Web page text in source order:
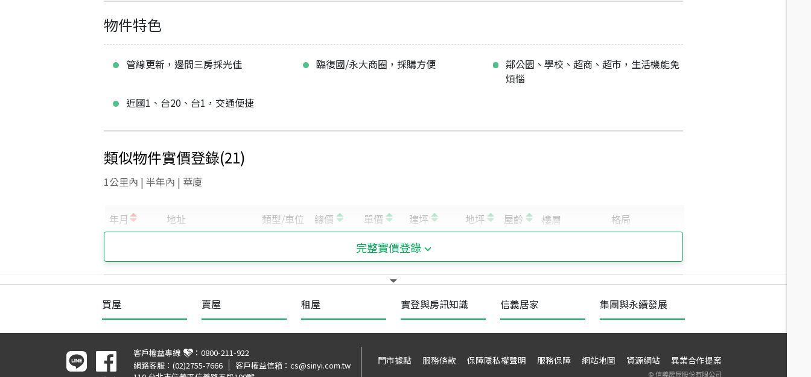
物件特色
管線更新，邊間三房採光佳 臨復國/永大商圈，採購方便
鄰公園、學校、超商、超市，生活機能免
煩惱
近國1、台20、台1，交通便捷
類似物件實價登錄(21)
1公里內 | 半年內 | 華廈
完整實價登錄
買屋 賣屋 租屋 實登與房訊知識 信義居家 集團與永續發展
客戶權益專線 ： 0800-211-922
網路客服： (02)2755-7666 客戶權益信箱： cs@sinyi.com.tw
門市據點 服務條款 保障隱私權聲明 服務保障 網站地圖 資源網站 異業合作提案
©信義房屋股份有限公司